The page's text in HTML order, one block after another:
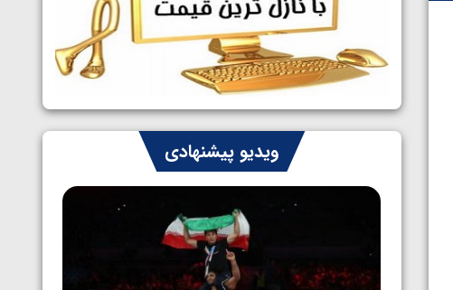
دوم کشتی فرنگی نوجوانان جهان
1405/05/06
ویدیو پیشنهادی